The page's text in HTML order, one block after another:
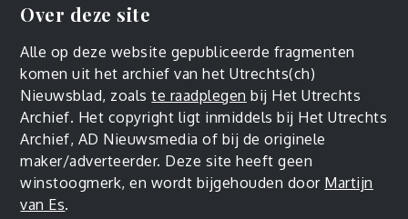
Over deze site
Alle op deze website gepubliceerde fragmenten
komen uit het archief van het Utrechts(ch)
Nieuwsblad, zoalste raadplegen bij Het Utrechts
Archief. Het copyright ligt inmiddels bij Het Utrechts
Archief, AD Nieuwsmedia of bij de originele
maker/adverteerder. Deze site heeft geen
winstoogmerk, en wordt bijgehouden door Martijn
van Es.